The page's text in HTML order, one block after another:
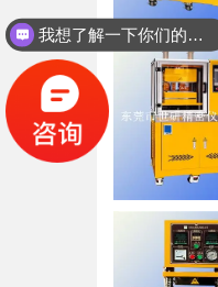
我想了解一下你们的双螺杆挤出机同？